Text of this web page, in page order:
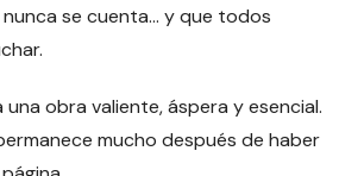
nunca se cuenta… y que todos
una obra valiente, áspera y esencial.
mucho después de haber